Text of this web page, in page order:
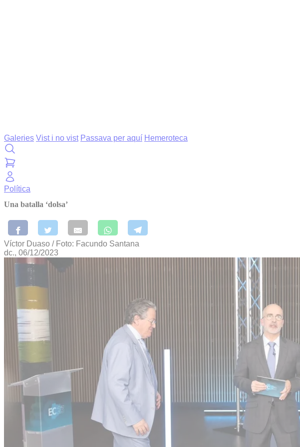
Galeries Vist i no vist Passava per aquí Hemeroteca
Política
Una batalla ‘dolsa’
Víctor Duaso / Foto: Facundo Santana
dc., 06/12/2023